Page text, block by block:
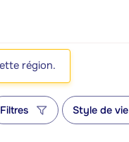
région.
Filtres Style de vie